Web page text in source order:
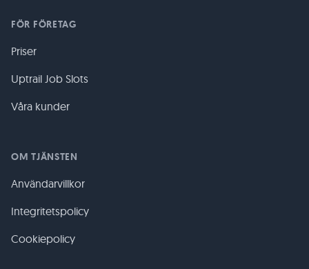
FÖR FÖRETAG
Priser
Uptrail Job Slots
Våra kunder
OM TJÄNSTEN
Användarvillkor
Integritetspolicy
Cookiepolicy